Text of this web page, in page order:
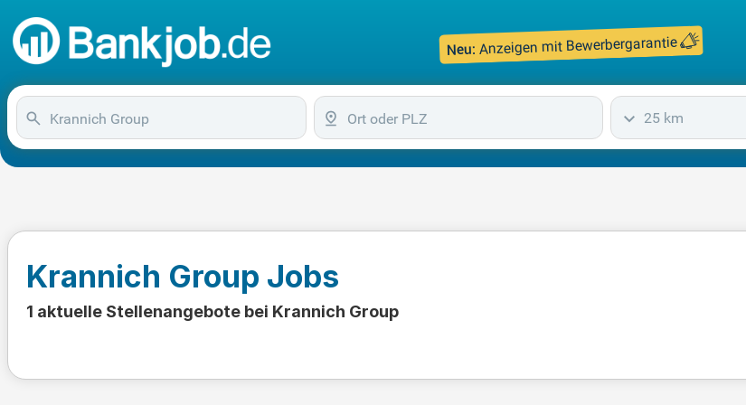
Neu: Anzeigen mit Bewerbergarantie
25 km
Krannich Group Jobs
1 aktuelle Stellenangebote bei Krannich Group